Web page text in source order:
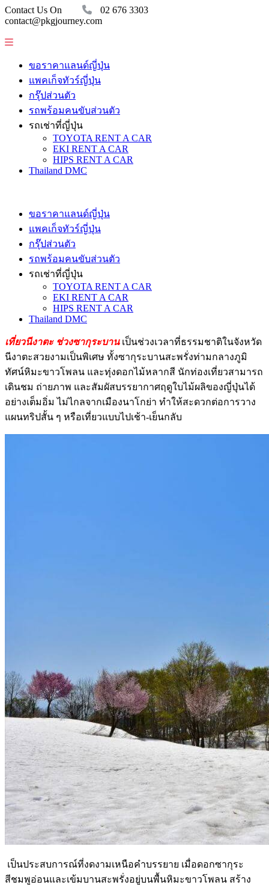
Contact Us On
02 676 3303
contact@pkgjourney.com
ขอราคาแลนด์ญี่ปุ่น
แพคเก็จทัวร์ญี่ปุ่น
กรุ๊ปส่วนตัว
รถพร้อมคนขับส่วนตัว
รถเช่าที่ญี่ปุ่น
TOYOTA RENT A CAR
EKI RENT A CAR
HIPS RENT A CAR
Thailand DMC
ขอราคาแลนด์ญี่ปุ่น
แพคเก็จทัวร์ญี่ปุ่น
กรุ๊ปส่วนตัว
รถพร้อมคนขับส่วนตัว
รถเช่าที่ญี่ปุ่น
TOYOTA RENT A CAR
EKI RENT A CAR
HIPS RENT A CAR
Thailand DMC
เที่ยวนีงาตะ ช่วงซากุระบานเป็นช่วงเวลาที่ธรรมชาติในจังหวัด
นีงาตะสวยงามเป็นพิเศษ ทั้งซากุระบานสะพรั่งท่ามกลางภูมิ
ทัศน์หิมะขาวโพลน และทุ่งดอกไม้หลากสี นักท่องเที่ยวสามารถ
เดินชม ถ่ายภาพ และสัมผัสบรรยากาศฤดูใบไม้ผลิของญี่ปุ่นได้
อย่างเต็มอิ่ม ไม่ไกลจากเมืองนาโกย่า ทำให้สะดวกต่อการวาง
แผนทริปสั้น ๆ หรือเที่ยวแบบไปเช้า-เย็นกลับ
เป็นประสบการณ์ที่งดงามเหนือคำบรรยาย เมื่อดอกซากุระ
สีชมพูอ่อนและเข้มบานสะพรั่งอยู่บนพื้นหิมะขาวโพลน สร้าง